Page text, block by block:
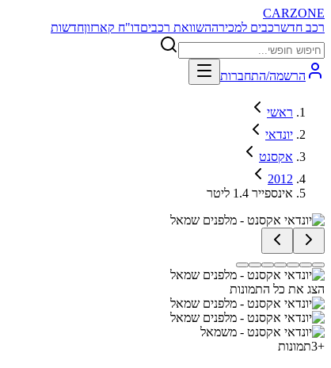
CARZONE
רכב חדשרכבים למכירההשוואת רכביםדו"ח קארזוןחדשות
הרשמה/התחברות
ראשי
יונדאי
אקסנט
2012
אינספייר 1.4 ליטר
הצג את כל התמונות
+
3תמונות